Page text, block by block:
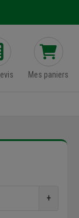
Mes paniers
+